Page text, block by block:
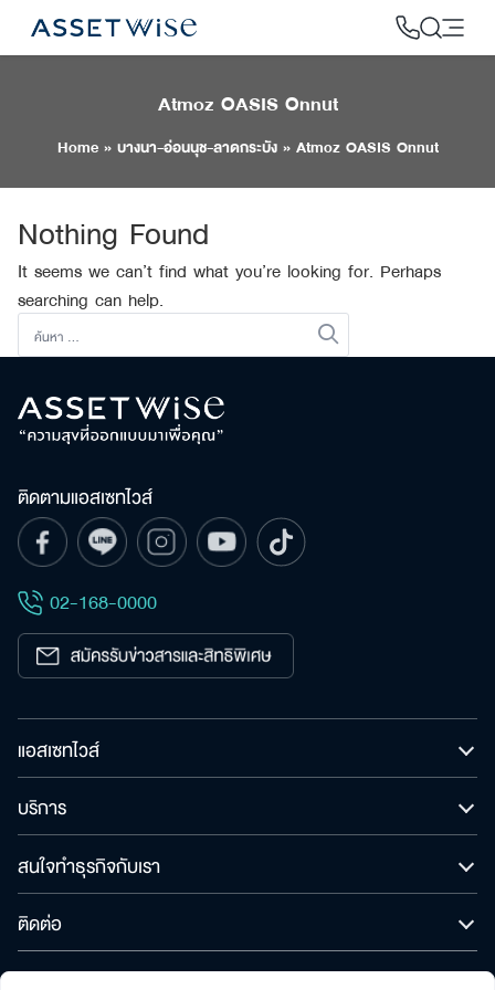
ค้นหา
สำหรับ:
Atmoz OASIS Onnut
Home» บางนา-อ่อนนุช-ลาดกระบัง» Atmoz OASIS Onnut
Nothing Found
It seems we can’t find what you’re looking for. Perhaps
searching can help.
ค้นหา
สำหรับ:
ติดตามแอสเซทไวส์
02-168-0000
แอสเซทไวส์
บริการ
สนใจทำธุรกิจกับเรา
ติดต่อ
เพื่อให้ไม่พลาดข้อมูลข่าวสาร และโอกาสรับข้อเสนอ
ที่สำคัญฉันยินยอมรับข้อมูลข่าวสารโปรโมชันและ
ส่ง